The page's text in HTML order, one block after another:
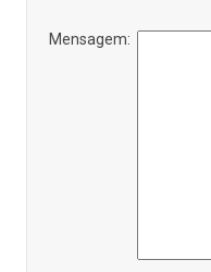
Mensagem: